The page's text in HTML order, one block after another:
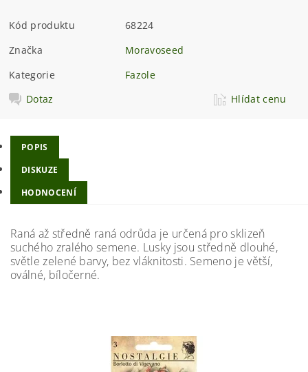
Kód produktu
68224
Značka
Moravoseed
Kategorie
Fazole
Dotaz
Hlídat cenu
POPIS
DISKUZE
HODNOCENÍ
Raná až středně raná odrůda je určená pro sklizeň
suchého zralého semene. Lusky jsou středně dlouhé,
světle zelené barvy, bez vláknitosti. Semeno je větší,
oválné, bíločerné.